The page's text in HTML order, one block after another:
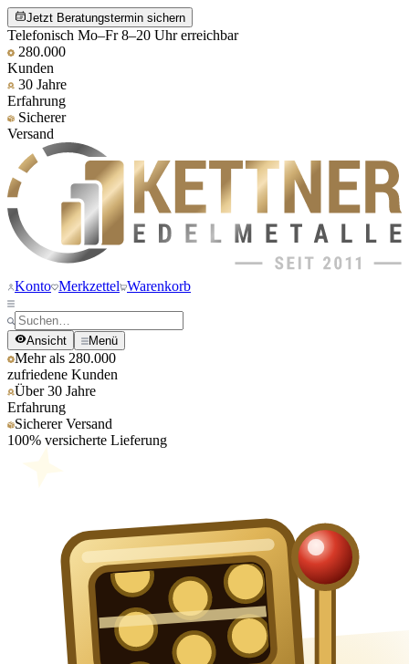
Jetzt Beratungstermin sichern
Telefonisch Mo–Fr 8–20 Uhr erreichbar
280.000
Kunden
30 Jahre
Erfahrung
Sicherer
Versand
Konto Merkzettel Warenkorb
Ansicht Menü
Mehr als 280.000
zufriedene Kunden
Über 30 Jahre
Erfahrung
Sicherer Versand
100% versicherte Lieferung